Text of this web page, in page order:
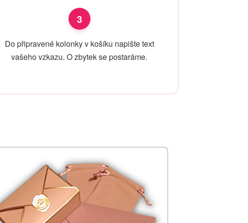
3
Do připravené kolonky v košíku napište text
vašeho vzkazu. O zbytek se postaráme.